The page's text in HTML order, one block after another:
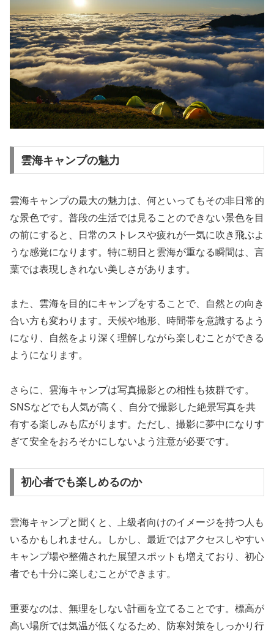
雲海キャンプの魅力
雲海キャンプの最大の魅力は、何といってもその非日常的
な景色です。普段の生活では見ることのできない景色を目
の前にすると、日常のストレスや疲れが一気に吹き飛ぶよ
うな感覚になります。特に朝日と雲海が重なる瞬間は、言
葉では表現しきれない美しさがあります。
また、雲海を目的にキャンプをすることで、自然との向き
合い方も変わります。天候や地形、時間帯を意識するよう
になり、自然をより深く理解しながら楽しむことができる
ようになります。
さらに、雲海キャンプは写真撮影との相性も抜群です。
SNSなどでも人気が高く、自分で撮影した絶景写真を共
有する楽しみも広がります。ただし、撮影に夢中になりす
ぎて安全をおろそかにしないよう注意が必要です。
初心者でも楽しめるのか
雲海キャンプと聞くと、上級者向けのイメージを持つ人も
いるかもしれません。しかし、最近ではアクセスしやすい
キャンプ場や整備された展望スポットも増えており、初心
者でも十分に楽しむことができます。
重要なのは、無理をしない計画を立てることです。標高が
高い場所では気温が低くなるため、防寒対策をしっかり行